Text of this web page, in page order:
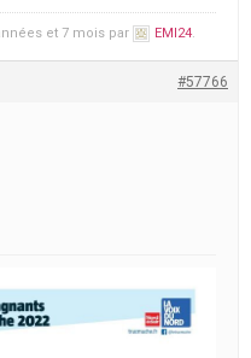
et 7 mois par EMI24.
#57766